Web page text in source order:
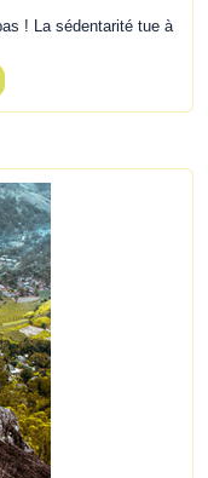
! La sédentarité tue à